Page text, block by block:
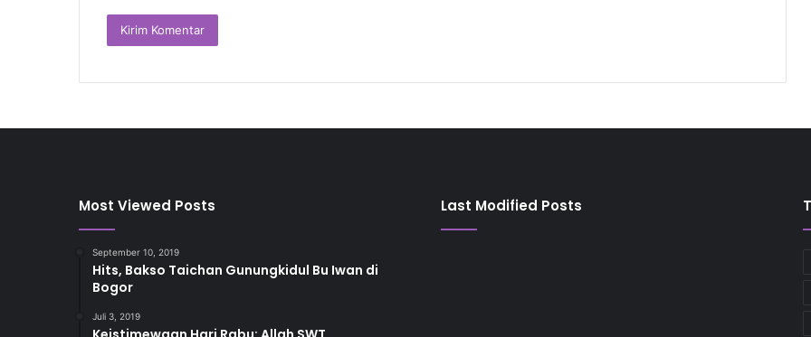
Most Viewed Posts
September 10, 2019
Hits, Bakso Taichan Gunungkidul Bu Iwan di
Bogor
Juli 3, 2019
Last Modified Posts